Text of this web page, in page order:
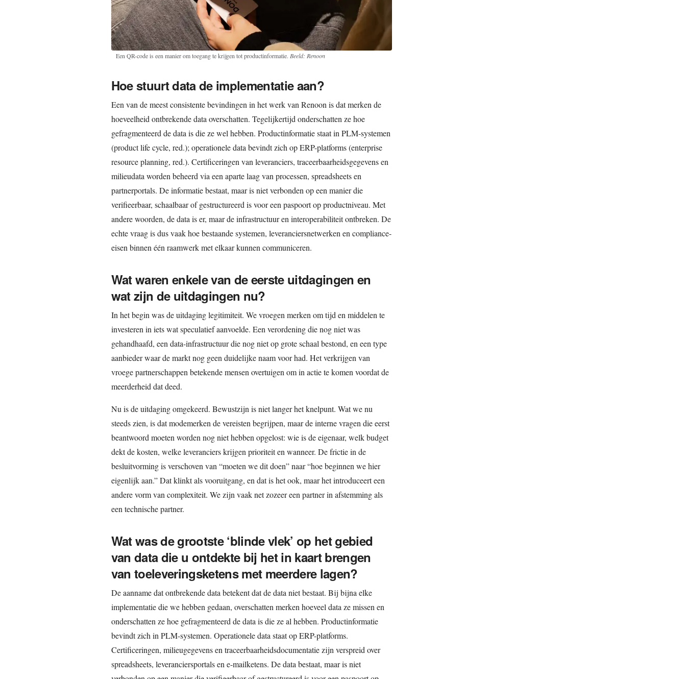
Een QR-code is een manier om toegang te krijgen tot productinformatie. Beeld: Renoon
Hoe stuurt data de implementatie aan?
Een van de meest consistente bevindingen in het werk van Renoon is dat merken de
hoeveelheid ontbrekende data overschatten. Tegelijkertijd onderschatten ze hoe
gefragmenteerd de data is die ze wel hebben. Productinformatie staat in PLM-systemen
(product life cycle, red.); operationele data bevindt zich op ERP-platforms (enterprise
resource planning, red.). Certificeringen van leveranciers, traceerbaarheidsgegevens en
milieudata worden beheerd via een aparte laag van processen, spreadsheets en
partnerportals. De informatie bestaat, maar is niet verbonden op een manier die
verifieerbaar, schaalbaar of gestructureerd is voor een paspoort op productniveau. Met
andere woorden, de data is er, maar de infrastructuur en interoperabiliteit ontbreken. De
echte vraag is dus vaak hoe bestaande systemen, leveranciersnetwerken en compliance-
eisen binnen één raamwerk met elkaar kunnen communiceren.
Wat waren enkele van de eerste uitdagingen en
wat zijn de uitdagingen nu?
In het begin was de uitdaging legitimiteit. We vroegen merken om tijd en middelen te
investeren in iets wat speculatief aanvoelde. Een verordening die nog niet was
gehandhaafd, een data-infrastructuur die nog niet op grote schaal bestond, en een type
aanbieder waar de markt nog geen duidelijke naam voor had. Het verkrijgen van
vroege partnerschappen betekende mensen overtuigen om in actie te komen voordat de
meerderheid dat deed.
Nu is de uitdaging omgekeerd. Bewustzijn is niet langer het knelpunt. Wat we nu
steeds zien, is dat modemerken de vereisten begrijpen, maar de interne vragen die eerst
beantwoord moeten worden nog niet hebben opgelost: wie is de eigenaar, welk budget
dekt de kosten, welke leveranciers krijgen prioriteit en wanneer. De frictie in de
besluitvorming is verschoven van “moeten we dit doen” naar “hoe beginnen we hier
eigenlijk aan.” Dat klinkt als vooruitgang, en dat is het ook, maar het introduceert een
andere vorm van complexiteit. We zijn vaak net zozeer een partner in afstemming als
een technische partner.
Wat was de grootste ‘blinde vlek’ op het gebied
van data die u ontdekte bij het in kaart brengen
van toeleveringsketens met meerdere lagen?
De aanname dat ontbrekende data betekent dat de data niet bestaat. Bij bijna elke
implementatie die we hebben gedaan, overschatten merken hoeveel data ze missen en
onderschatten ze hoe gefragmenteerd de data is die ze al hebben. Productinformatie
bevindt zich in PLM-systemen. Operationele data staat op ERP-platforms.
Certificeringen, milieugegevens en traceerbaarheidsdocumentatie zijn verspreid over
spreadsheets, leveranciersportals en e-mailketens. De data bestaat, maar is niet